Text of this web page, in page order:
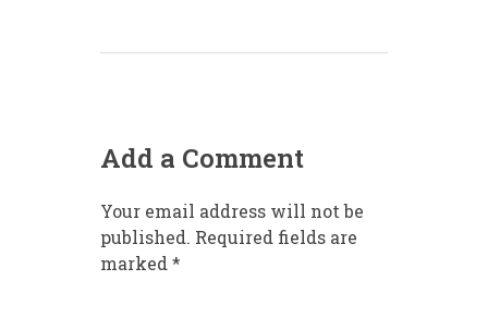
Add a Comment
Your email address will not be
published. Required fields are
marked *